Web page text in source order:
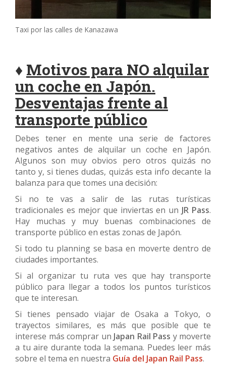
Taxi por las calles de Kanazawa
♦ Motivos para NO alquilar
un coche en Japón.
Desventajas frente al
transporte público
Debes tener en mente una serie de factores
negativos antes de alquilar un coche en Japón.
Algunos son muy obvios pero otros quizás no
tanto y, si tienes dudas, quizás esta info decante la
balanza para que tomes una decisión:
Si no te vas a salir de las rutas turísticas
tradicionales es mejor que inviertas en un JR Pass.
Hay muchas y muy buenas combinaciones de
transporte público en estas zonas de Japón.
Si todo tu planning se basa en moverte dentro de
ciudades importantes.
Si al organizar tu ruta ves que hay transporte
público para llegar a todos los puntos turísticos
que te interesan.
Si tienes pensado viajar de Osaka a Tokyo, o
trayectos similares, es más que posible que te
interese más comprar un Japan Rail Pass y moverte
a tu aire durante toda la semana. Puedes leer más
sobre el tema en nuestra Guía del Japan Rail Pass.